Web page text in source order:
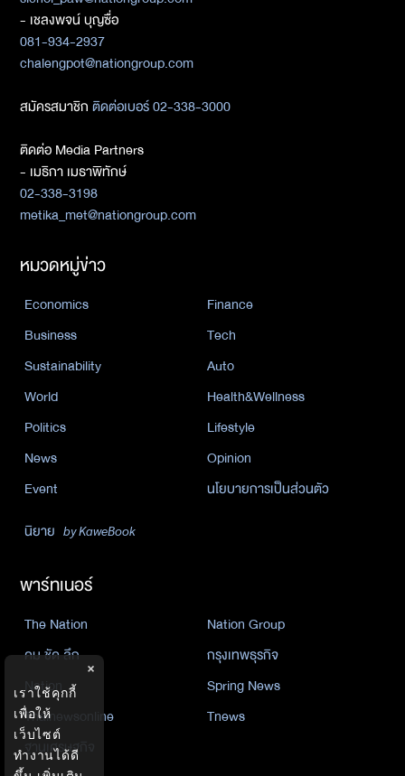
- เชลงพจน์ บุญซื่อ
081-934-2937
chalengpot@nationgroup.com
สมัครสมาชิกติดต่อเบอร์ 02-338-3000
ติดต่อ Media Partners
- เมธิกา เมธาพิทักษ์
02-338-3198
metika_met@nationgroup.com
หมวดหมู่ข่าว
Economics
Finance
Business
Tech
Sustainability
Auto
World
Health&Wellness
Politics
Lifestyle
News
Opinion
Event
นโยบายการเป็นส่วนตัว
นิยาย by KaweBook
พาร์ทเนอร์
The Nation
Nation Group
คม ชัด ลึก
กรุงเทพธุรกิจ
Nation
Spring News
Thainewsonline
Tnews
ฐานเศรษฐกิจ
×
เราใช้คุกกี้
เพื่อให้
เว็บไซต์
ทำงานได้ดี